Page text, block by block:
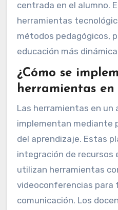
centrada en el alumno.
herramientas
métodos pedagógicos,
educación más
¿Cómo se
herramientas
Las herramientas en un
implementan mediante
del aprendizaje. Estas
integración de recursos
utilizan herramientas
videoconferencias para
comunicación. Los